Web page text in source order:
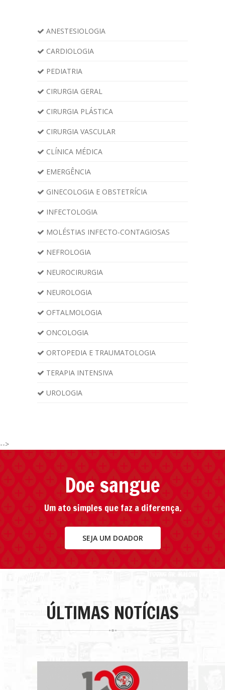
ANESTESIOLOGIA
CARDIOLOGIA
PEDIATRIA
CIRURGIA GERAL
CIRURGIA PLÁSTICA
CIRURGIA VASCULAR
CLÍNICA MÉDICA
EMERGÊNCIA
GINECOLOGIA E OBSTETRÍCIA
INFECTOLOGIA
MOLÉSTIAS INFECTO-CONTAGIOSAS
NEFROLOGIA
NEUROCIRURGIA
NEUROLOGIA
OFTALMOLOGIA
ONCOLOGIA
ORTOPEDIA E TRAUMATOLOGIA
TERAPIA INTENSIVA
UROLOGIA
-->
Doe sangue
Um ato simples que faz a diferença.
SEJA UM DOADOR
ÚLTIMAS NOTÍCIAS